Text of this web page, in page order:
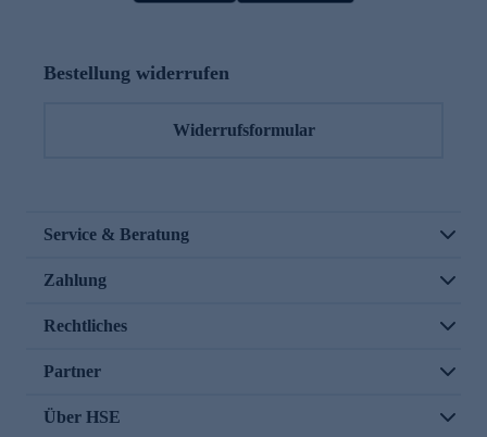
Bestellung widerrufen
Widerrufsformular
Service & Beratung
Zahlung
Rechtliches
Partner
Über HSE